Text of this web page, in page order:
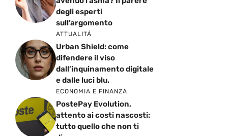
degli esperti
sull’argomento
ATTUALITÁ
Urban Shield: come
difendere il viso
dall’inquinamento digitale
e dalle luci blu.
ECONOMIA E FINANZA
PostePay Evolution,
attento ai costi nascosti:
tutto quello che non ti